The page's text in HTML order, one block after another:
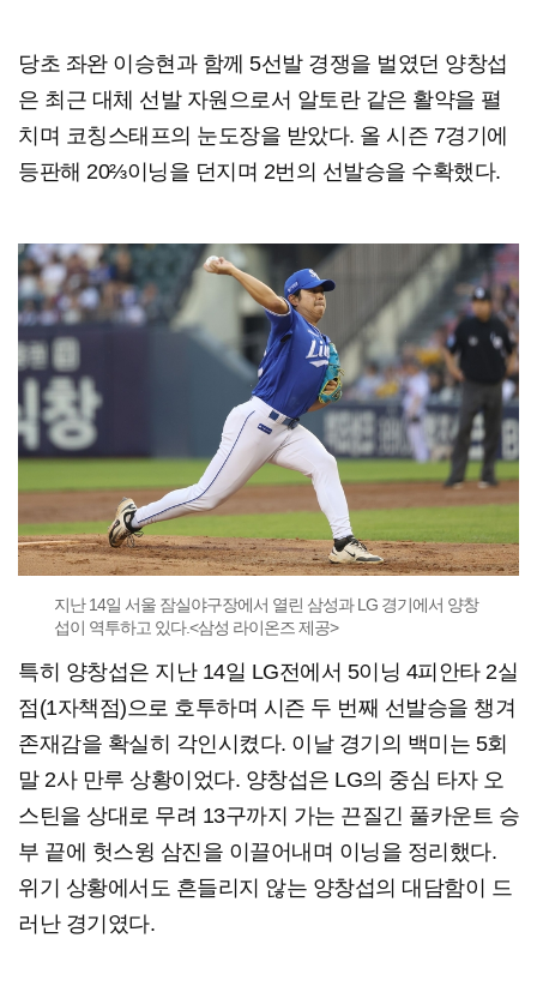
당초 좌완 이승현과 함께 5선발 경쟁을 벌였던 양창섭
은 최근 대체 선발 자원으로서 알토란 같은 활약을 펼
치며 코칭스태프의 눈도장을 받았다. 올 시즌 7경기에
등판해 20⅔이닝을 던지며 2번의 선발승을 수확했다.
지난 14일 서울 잠실야구장에서 열린 삼성과 LG 경기에서 양창
섭이 역투하고 있다.<삼성 라이온즈 제공>
특히 양창섭은 지난 14일 LG전에서 5이닝 4피안타 2실
점(1자책점)으로 호투하며 시즌 두 번째 선발승을 챙겨
존재감을 확실히 각인시켰다. 이날 경기의 백미는 5회
말 2사 만루 상황이었다. 양창섭은 LG의 중심 타자 오
스틴을 상대로 무려 13구까지 가는 끈질긴 풀카운트 승
부 끝에 헛스윙 삼진을 이끌어내며 이닝을 정리했다.
위기 상황에서도 흔들리지 않는 양창섭의 대담함이 드
러난 경기였다.